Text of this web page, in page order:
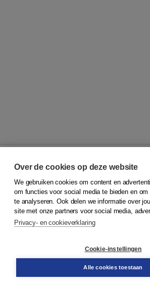
© 2026Koninklijke Boom uitgevers
Klantenservice
Service & informatie
Contact
Over de cookies op deze website
We gebruiken cookies om content en
om functies voor social media te bieden en
te analyseren. Ook delen we informatie over
site met onze partners voor social media,
Privacy- en cookieverklaring
Cookie-instellingen
Alle cookies toestaan